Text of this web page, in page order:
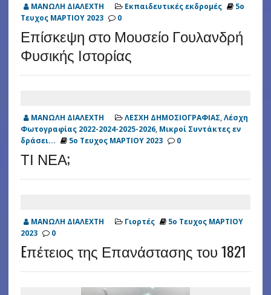
ΜΑΝΩΛΗ ΔΙΑΛΕΧΤΗ Εκπαιδευτικές εκδρομές
5ο
Τευχος ΜΑΡΤΙΟΥ 2023
0
Επίσκεψη στο Μουσείο Γουλανδρή
Φυσικής Ιστορίας
ΜΑΝΩΛΗ ΔΙΑΛΕΧΤΗ ΛΕΣΧΗ ΔΗΜΟΣΙΟΓΡΑΦΙΑΣ,Λέσχη
Φωτογραφίας 2022-2024-2025-2026, Μικροί Συντάκτες εν
δράσει...
5ο Τευχος ΜΑΡΤΙΟΥ 2023 0
ΤΙ ΝΕΑ;
ΜΑΝΩΛΗ ΔΙΑΛΕΧΤΗ Γιορτές
5ο Τευχος ΜΑΡΤΙΟΥ
2023
0
Eπέτειος της Επανάστασης του 1821